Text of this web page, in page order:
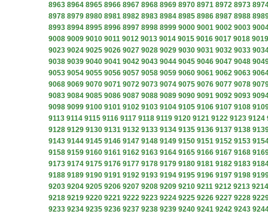
8963 8964 8965 8966 8967 8968 8969 8970 8971 8972 8973
8978 8979 8980 8981 8982 8983 8984 8985 8986 8987 8988
8993 8994 8995 8996 8997 8998 8999 9000 9001 9002 9003
9008 9009 9010 9011 9012 9013 9014 9015 9016 9017 9018 9019
9023 9024 9025 9026 9027 9028 9029 9030 9031 9032 9033
9038 9039 9040 9041 9042 9043 9044 9045 9046 9047 9048
9053 9054 9055 9056 9057 9058 9059 9060 9061 9062 9063
9068 9069 9070 9071 9072 9073 9074 9075 9076 9077 9078
9083 9084 9085 9086 9087 9088 9089 9090 9091 9092 9093
9098 9099 9100 9101 9102 9103 9104 9105 9106 9107 9108
9113 9114 9115 9116 9117 9118 9119 9120 9121 9122 9123 9124
9128 9129 9130 9131 9132 9133 9134 9135 9136 9137 9138
9143 9144 9145 9146 9147 9148 9149 9150 9151 9152 9153
9158 9159 9160 9161 9162 9163 9164 9165 9166 9167 9168
9173 9174 9175 9176 9177 9178 9179 9180 9181 9182 9183
9188 9189 9190 9191 9192 9193 9194 9195 9196 9197 9198
9203 9204 9205 9206 9207 9208 9209 9210 9211 9212 9213 9214
9218 9219 9220 9221 9222 9223 9224 9225 9226 9227 9228
9233 9234 9235 9236 9237 9238 9239 9240 9241 9242 9243